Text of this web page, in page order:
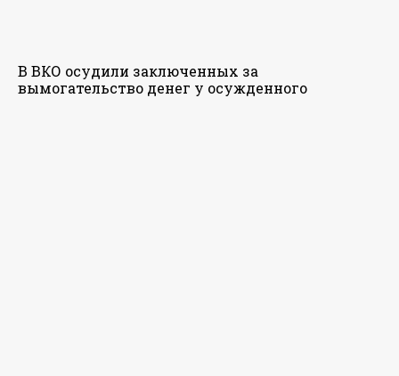
В ВКО осудили заключенных за
вымогательство денег у осужденного